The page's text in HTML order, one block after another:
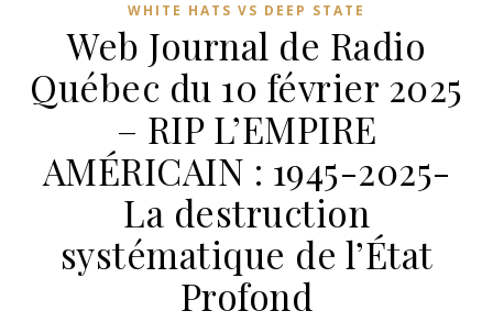
WHITE HATS VS DEEP STATE
Web Journal de Radio
Québec du 10 février 2025
– RIP L’EMPIRE
AMÉRICAIN : 1945-2025-
La destruction
systématique de l’État
Profond